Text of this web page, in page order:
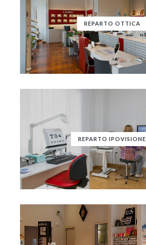
REPARTO OTTICA
REPARTO IPOVISIONE